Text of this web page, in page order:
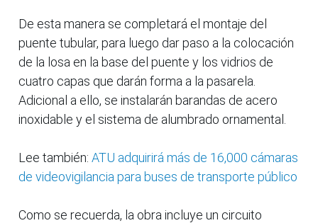
De esta manera se completará el montaje del
puente tubular, para luego dar paso a la colocación
de la losa en la base del puente y los vidrios de
cuatro capas que darán forma a la pasarela.
Adicional a ello, se instalarán barandas de acero
inoxidable y el sistema de alumbrado ornamental.
Lee también: ATU adquirirá más de 16,000 cámaras
de videovigilancia para buses de transporte público
Como se recuerda, la obra incluye un circuito